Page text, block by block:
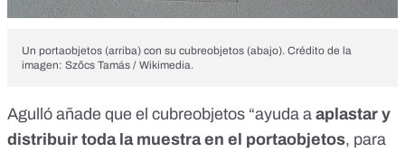
Un portaobjetos (arriba) con su cubreobjetos (abajo). Crédito de la
imagen: Szőcs Tamás / Wikimedia.
Agulló añade que el cubreobjetos “ayuda a aplastar y
distribuir toda la muestra en el portaobjetos, para